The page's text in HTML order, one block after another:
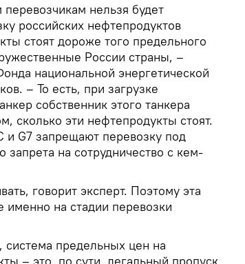
нельзя будет
российских нефтепродуктов
стоят дороже того предельного
России страны, –
национальной энергетической
– То есть, при загрузке
собственник этого танкера
сколько эти нефтепродукты стоят.
G7 запрещают перевозку под
запрета на сотрудничество с кем-
говорит эксперт. Поэтому эта
именно на стадии перевозки
предельных цен на
– это, по сути, легальный пропуск